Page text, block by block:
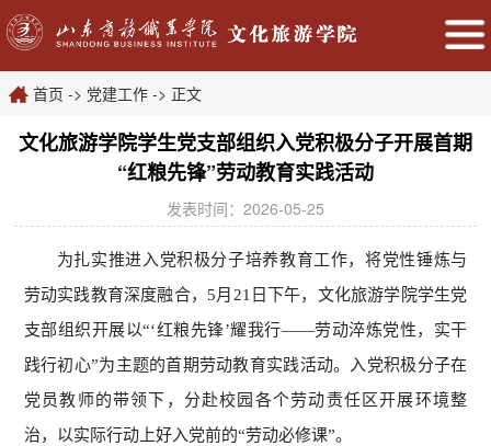
首页 -> 党建工作 -> 正文
文化旅游学院学生党支部组织入党积极分子开展首期
“红粮先锋”劳动教育实践活动
发表时间：2026-05-25
为扎实推进入党积极分子培养教育工作，将党性锤炼与
劳动实践教育深度融合，5月21日下午，文化旅游学院学生党
支部组织开展以“‘红粮先锋’耀我行——劳动淬炼党性，实干
践行初心”为主题的首期劳动教育实践活动。入党积极分子在
党员教师的带领下，分赴校园各个劳动责任区开展环境整
治，以实际行动上好入党前的“劳动必修课”。